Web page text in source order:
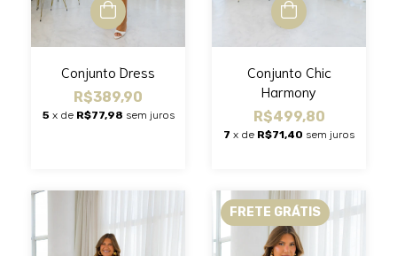
Conjunto Dress
R$389,90
5 x de R$77,98 sem juros
Conjunto Chic
Harmony
R$499,80
7 x de R$71,40 sem juros
FRETE GRÁTIS